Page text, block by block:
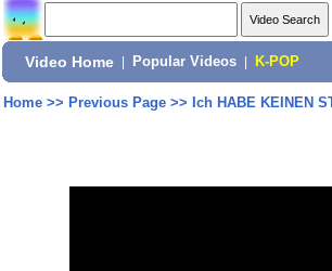
Video Home Popular Videos K-POP
Home>> Previous Page>> Ich HABE KEINEN